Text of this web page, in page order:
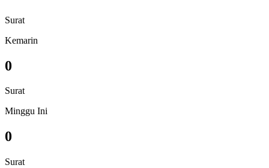
Surat
Kemarin
0
Surat
Minggu Ini
0
Surat